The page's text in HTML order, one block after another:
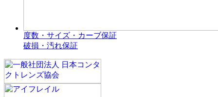
度数・サイズ・カーブ保証
破損・汚れ保証